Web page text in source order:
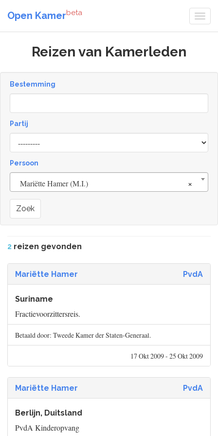
Open Kamerbeta
Reizen van Kamerleden
Bestemming
Partij
Persoon
×
Mariëtte Hamer (M.I.)
Zoek
2 reizen gevonden
Mariëtte Hamer PvdA
Suriname
Fractievoorzittersreis.
Betaald door: Tweede Kamer der Staten-Generaal.
17 Okt 2009 - 25 Okt 2009
Mariëtte Hamer PvdA
Berlijn, Duitsland
PvdA Kinderopvang